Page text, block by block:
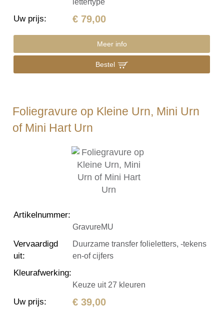
lettertype
Uw prijs: € 79,00
Meer info
Bestel
Foliegravure op Kleine Urn, Mini Urn
of Mini Hart Urn
Artikelnummer:
GravureMU
Vervaardigd
uit:
Duurzame transfer folieletters, -tekens
en-of cijfers
Kleurafwerking:
Keuze uit 27 kleuren
Uw prijs: € 39,00